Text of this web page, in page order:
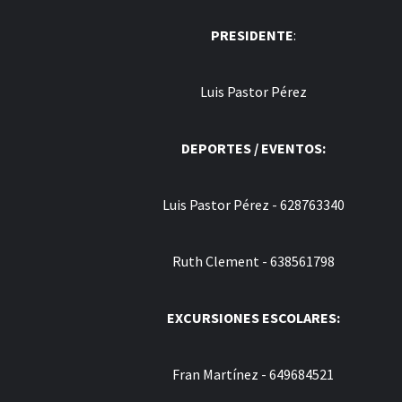
PRESIDENTE:
Luis Pastor Pérez
DEPORTES / EVENTOS:
Luis Pastor Pérez - 628763340
Ruth Clement - 638561798
EXCURSIONES ESCOLARES:
Fran Martínez - 649684521